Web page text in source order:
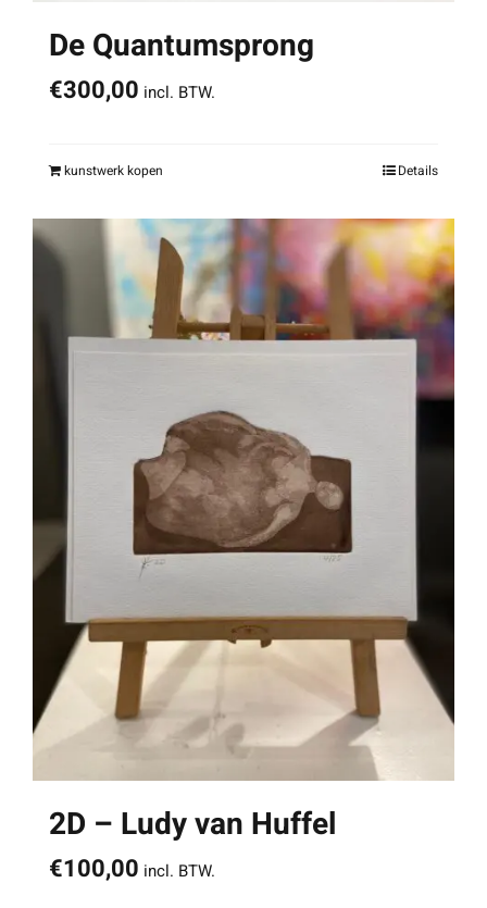
De Quantumsprong
€300,00 incl. BTW.
kunstwerk kopen Details
2D – Ludy van Huffel
€100,00 incl. BTW.